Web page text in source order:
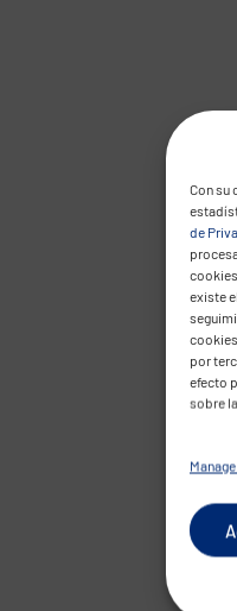
Con su
de
existe
por
efecto
sobre